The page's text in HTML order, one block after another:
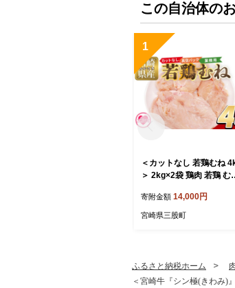
この自治体の
1
＜カットなし 若鶏むね
＞ 2kg×2袋 鶏肉 若鶏 む
肉 普段使い 料理 詰め合わ
せ 精肉 県産 国産 炒め物
65-tr】【TRINITY】
寄附金額 14,000円
宮崎県三股町
ふるさと納税ホーム
＜宮崎牛『シン極(きわみ)